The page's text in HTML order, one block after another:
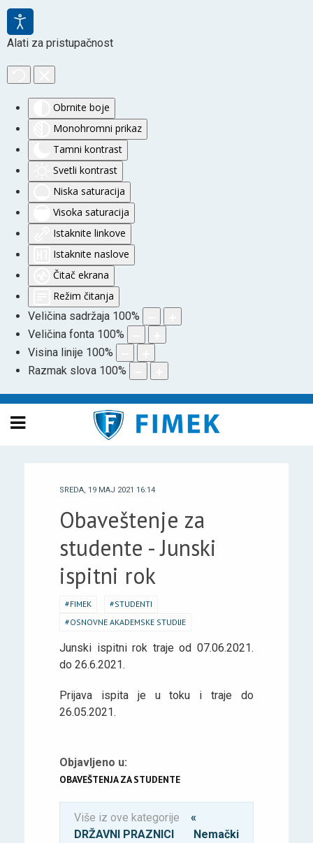
Alati za pristupačnost
Obrnite boje
Monohromni prikaz
Tamni kontrast
Svetli kontrast
Niska saturacija
Visoka saturacija
Istaknite linkove
Istaknite naslove
Čitač ekrana
Režim čitanja
Veličina sadržaja 100%
Veličina fonta 100%
Visina linije 100%
Razmak slova 100%
SREDA, 19 MAJ 2021 16:14
Obaveštenje za
studente - Junski
ispitni rok
FIMEK
STUDENTI
OSNOVNE AKADEMSKE STUDIJE
Junski ispitni rok traje od 07.06.2021.
do 26.6.2021.
Prijava ispita je u toku i traje do
26.05.2021.
Objavljeno u:
OBAVEŠTENJA ZA STUDENTE
Više iz ove kategorije
«
DRŽAVNI PRAZNICI
Nemački